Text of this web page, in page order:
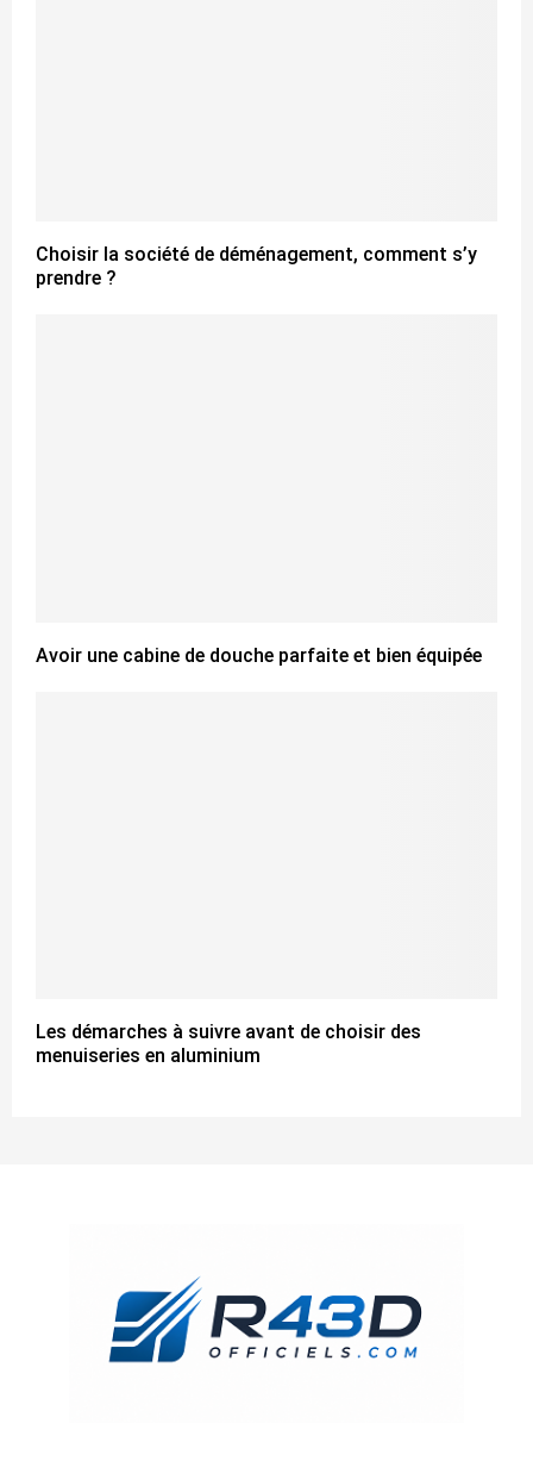
Choisir la société de déménagement, comment s’y
prendre ?
Avoir une cabine de douche parfaite et bien équipée
Les démarches à suivre avant de choisir des
menuiseries en aluminium